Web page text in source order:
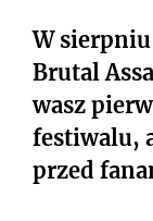
W
Brutal
wasz
festiwalu,
przed